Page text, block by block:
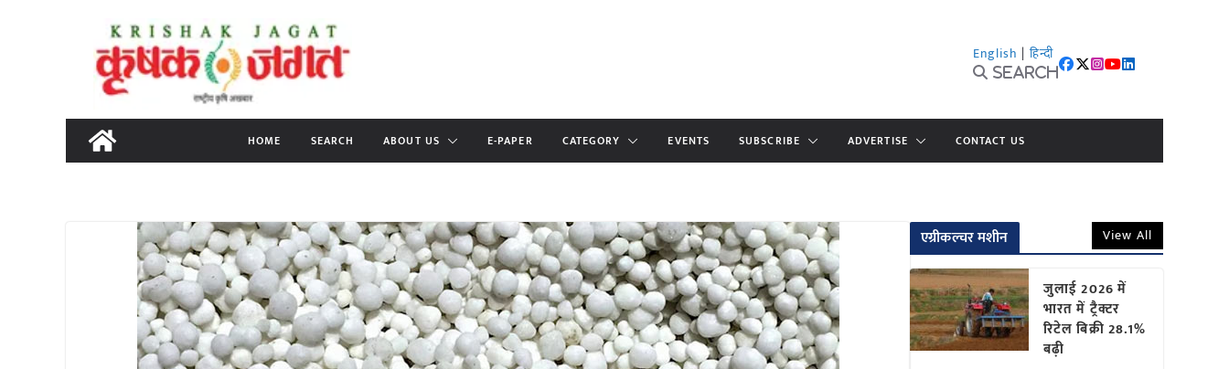
content
English | हिन्दी
Search
HOME SEARCH ABOUT US E-PAPER CATEGORY EVENTS SUBSCRIBE ADVERTISE CONTACT US
एग्रीकल्चर मशीन View All
जुलाई 2026 में
भारत में ट्रैक्टर
रिटेल बिक्री 28.1%
बढ़ी